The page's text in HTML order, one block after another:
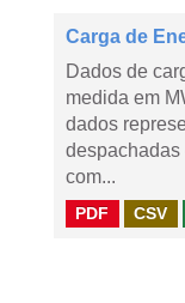
Carga de
Dados de
medida em
dados
despachadas
com...
PDF CSV